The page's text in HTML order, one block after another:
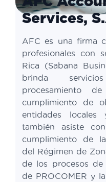
Services,
AFC es una firma
profesionales con
Rica (Sabana
brinda
procesamiento
cumplimiento de
entidades locales
también asiste
cumplimiento de
del Régimen de
de los procesos de
de PROCOMER y